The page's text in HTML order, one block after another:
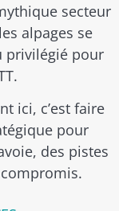
secteur
alpages se
privilégié pour
ici, c’est faire
pour
des pistes